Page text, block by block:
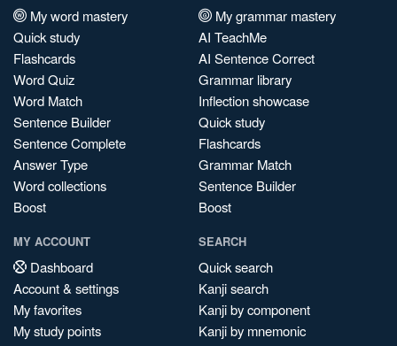
My word mastery
Quick study
Flashcards
Word Quiz
Word Match
Sentence Builder
Sentence Complete
Answer Type
Word collections
Boost
My grammar mastery
AI TeachMe
AI Sentence Correct
Grammar library
Inflection showcase
Quick study
Flashcards
Grammar Match
Sentence Builder
Boost
MY ACCOUNT
Dashboard
Account & settings
My favorites
My study points
SEARCH
Quick search
Kanji search
Kanji by component
Kanji by mnemonic